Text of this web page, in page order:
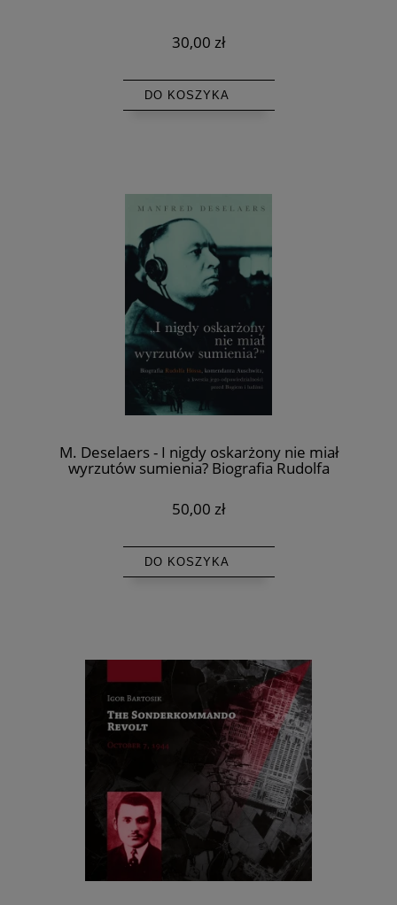
30,00 zł
DO KOSZYKA
M. Deselaers - I nigdy oskarżony nie miał
wyrzutów sumienia? Biografia Rudolfa
Hössa, komendanta Auschwitz, a kwestia
jego odpowiedzialności przed Bogiem i
ludźmi
50,00 zł
DO KOSZYKA